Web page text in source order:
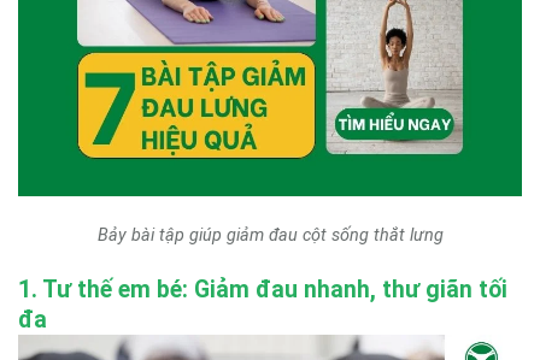
Bảy bài tập giúp giảm đau cột sống thắt lưng
1. Tư thế em bé: Giảm đau nhanh, thư giãn tối
đa